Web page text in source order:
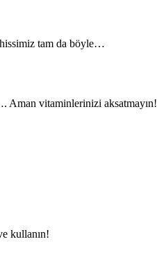
hissimiz tam da böyle…
Aman vitaminlerinizi aksatmayın!
kullanın!